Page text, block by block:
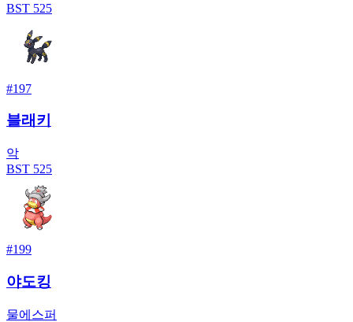
BST 525
#197
블래키
악
BST 525
#199
야도킹
물에스퍼